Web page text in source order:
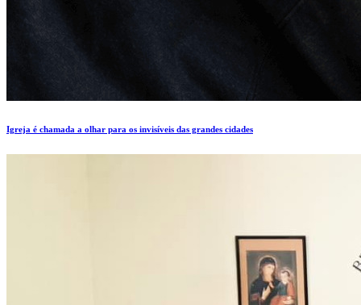
Igreja é chamada a olhar para os invisíveis das grandes cidades